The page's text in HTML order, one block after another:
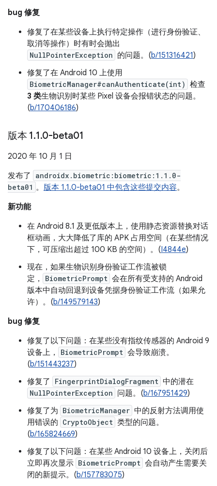
bug 修复
修复了在某些设备上执行特定操作（进行身份验证、
取消等操作）时有时会抛出
NullPointerException 的问题。(b/151316421)
修复了在 Android 10 上使用
BiometricManager#canAuthenticate(int) 检查
3 类生物识别时某些 Pixel 设备会报错状态的问题。
(b/170406186)
版本 1.1.0-beta01
2020 年 10 月 1 日
发布了
androidx.biometric:biometric:1.1.0-
beta01 。 版本 1.1.0-beta01 中包含这些提交内容。
新功能
在 Android 8.1 及更低版本上，使用静态资源替换对话
框动画，大大降低了库的 APK 占用空间（在某些情况
下，可压缩出超过 100 KB 的空间）。(I4844e)
现在，如果生物识别身份验证工作流被锁
定，
BiometricPrompt 会在所有受支持的 Android
版本中自动回退到设备凭据身份验证工作流（如果允
许）。(b/149579143)
bug 修复
修复了以下问题：在某些没有指纹传感器的 Android 9
设备上，
BiometricPrompt 会导致崩溃。
(b/151443237)
修复了
FingerprintDialogFragment 中的潜在
NullPointerException 问题。(b/167951429)
修复了为 BiometricManager 中的反射方法调用使
用错误的 CryptoObject 类型的问题。
(b/165824669)
修复了以下问题：在某些 Android 10 设备上，关闭后
立即再次显示 BiometricPrompt 会自动产生需要关
闭的新提示。(b/157783075)